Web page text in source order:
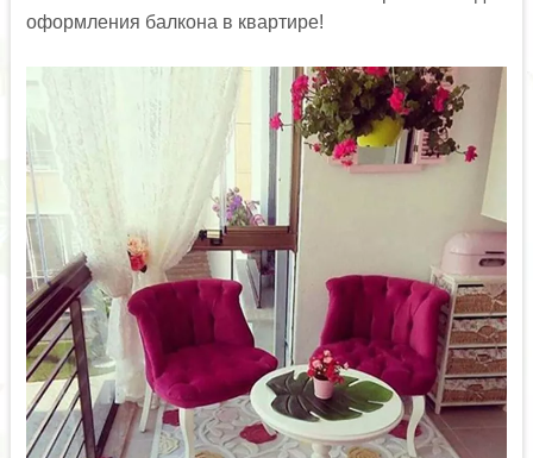
оформления балкона в квартире!